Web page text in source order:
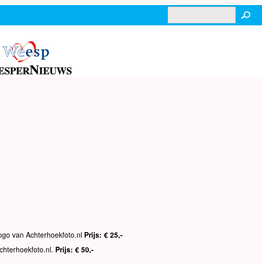
van Achterhoekfoto.nl Prijs: € 25,-
Prijs: € 50,-